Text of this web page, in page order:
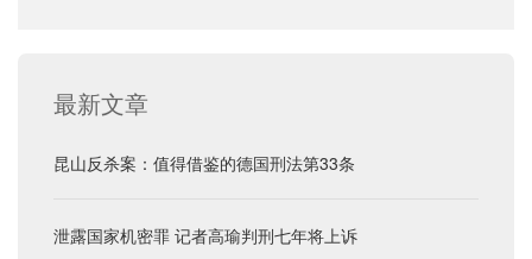
最新文章
昆山反杀案：值得借鉴的德国刑法第33条
泄露国家机密罪 记者高瑜判刑七年将上诉